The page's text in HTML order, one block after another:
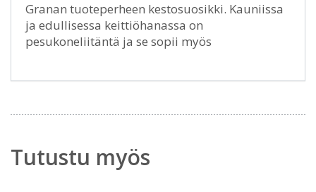
Granan tuoteperheen kestosuosikki. Kauniissa
ja edullisessa keittiöhanassa on
pesukoneliitäntä ja se sopii myös
Tutustu myös